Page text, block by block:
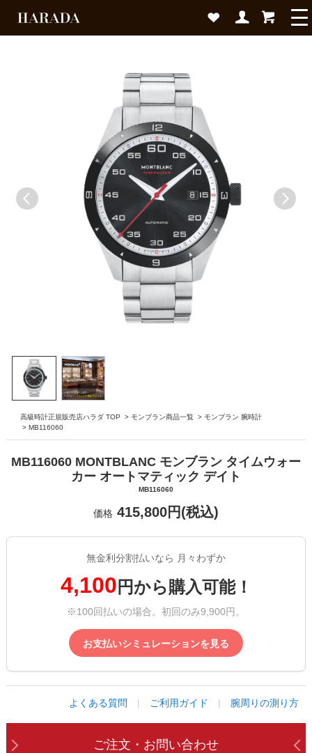
高級時計正規販売店ハラダ TOP > モンブラン商品一覧 > モンブラン 腕時計
> MB116060
MB116060 MONTBLANC モンブラン タイムウォー
カー オートマティック デイト
MB116060
価格 415,800円(税込)
無金利分割払いなら 月々わずか
4,100 円から購入可能！
※100回払いの場合。初回のみ9,900円。
お支払いシミュレーションを見る
よくある質問 | ご利用ガイド | 腕周りの測り方
ご注文・お問い合わせ